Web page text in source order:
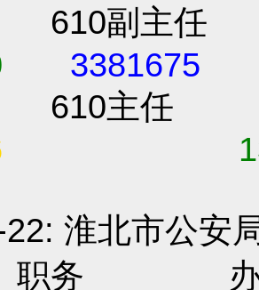
610
3381675
伦
淮北市公安
务 办